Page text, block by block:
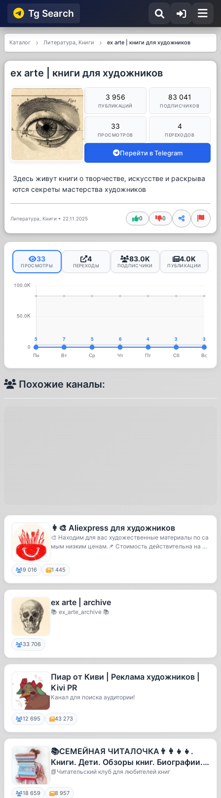
Tg Searсh
Каталог Литература, Книги ex arte | книги для художников
ex arte | книги для художников
3 956
ПУБЛИКАЦИЙ
83 041
ПОДПИСЧИКОВ
33
ПРОСМОТРОВ
4
ПЕРЕХОДОВ
Перейти в Telegram
Здесь живут книги о творчестве, искусстве и раскрыва
ются секреты мастерства художников
Литература, Книги • 22.11.2025 0 0
33
ПРОСМОТРЫ
4
ПЕРЕХОДЫ
83.0K
ПОДПИСЧИКИ
4.0K
ПУБЛИКАЦИИ
Похожие каналы:
👩‍🎨 Aliexpress для художников
🎨 Находим для вас художественные материалы по са
мым низким ценам.📌 Стоимость действительна на м
9 016 1 445
ex arte | archive
📚 ex_arte_archive 📚
33 706
Пиар от Киви | Реклама художников |
Kivi PR
Канал для поиска аудитории!
12 695 43 273
📚СЕМЕЙНАЯ ЧИТАЛОЧКА👨‍👩‍👧‍👧.
Книги. Дети. Обзоры книг. Биографии.
Книги для детей
📗Читательский клуб для любителей книг
18 659 8 957